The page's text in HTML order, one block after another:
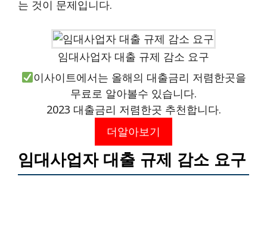
는 것이 문제입니다.
임대사업자 대출 규제 감소 요구
이사이트에서는 올해의 대출금리 저렴한곳을
무료로 알아볼수 있습니다.
2023 대출금리 저렴한곳 추천합니다.
더알아보기
임대사업자 대출 규제 감소 요구